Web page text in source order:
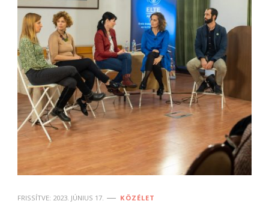
FRISSÍTVE: 2023. JÚNIUS 17. KÖZÉLET